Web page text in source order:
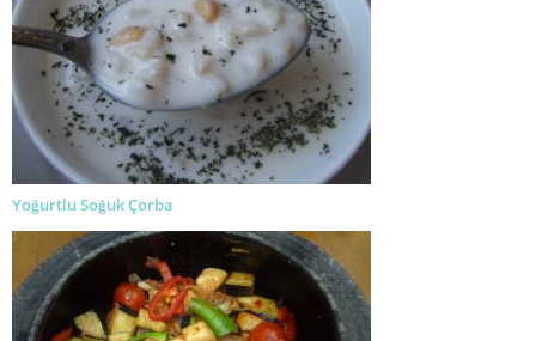
Yoğurtlu Soğuk Çorba